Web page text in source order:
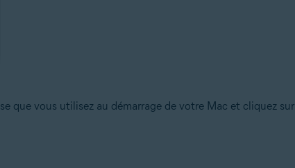
que vous utilisez au démarrage de votre Mac et cliquez sur